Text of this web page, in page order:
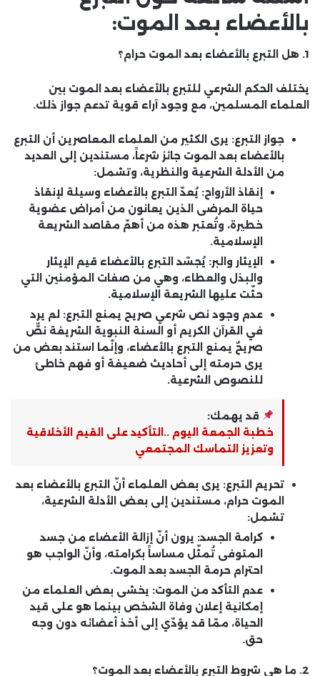
بالأعضاء بعد الموت:
1. هل التبرع بالأعضاء بعد الموت حرام؟
يختلف الحكم الشرعي للتبرع بالأعضاء بعد الموت بين
العلماء المسلمين، مع وجود آراء قوية تدعم جواز ذلك.
جواز التبرع: يرى الكثير من العلماء المعاصرين أن التبرع
بالأعضاء بعد الموت جائز شرعاً، مستندين إلى العديد
من الأدلة الشرعية والنظرية، وتشمل:
إنقاذ الأرواح: يُعدّ التبرع بالأعضاء وسيلة لإنقاذ
حياة المرضى الذين يعانون من أمراض عضوية
خطيرة، وتُعتبر هذه من أهمّ مقاصد الشريعة
الإسلامية.
الإيثار والبر: يُجسّد التبرع بالأعضاء قيم الإيثار
والبذل والعطاء، وهي من صفات المؤمنين التي
حثّت عليها الشريعة الإسلامية.
عدم وجود نص شرعي صريح يمنع التبرع: لم يرد
في القرآن الكريم أو السنة النبوية الشريفة نصٌّ
صريحٌ يمنع التبرع بالأعضاء، وإنّما استند بعض من
يرى حرمته إلى أحاديث ضعيفة أو فهم خاطئ
للنصوص الشرعية.
قد يهمك:
خطبة الجمعة اليوم ..التأكيد على القيم الأخلاقية
وتعزيز التماسك المجتمعي
تحريم التبرع: يرى بعض العلماء أنّ التبرع بالأعضاء بعد
الموت حرام، مستندين إلى بعض الأدلة الشرعية،
تشمل:
كرامة الجسد: يرون أنّ إزالة الأعضاء من جسد
المتوفى تُمثّل مساساً بكرامته، وأنّ الواجب هو
احترام حرمة الجسد بعد الموت.
عدم التأكد من الموت: يخشى بعض العلماء من
إمكانية إعلان وفاة الشخص بينما هو على قيد
الحياة، ممّا قد يؤدّي إلى أخذ أعضائه دون وجه
حق.
2. ما هي شروط التبرع بالأعضاء بعد الموت؟